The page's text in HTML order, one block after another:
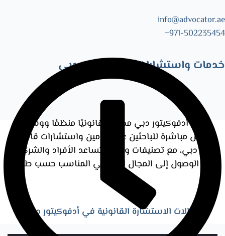
Skip
info@advocator.ae
971-502235454+
خدمات واستشارات قانونية في دبي
يوفر أدفوكيتور دبي محتوى قانونيًا منظمًا ووسائل
تواصل مباشرة للباحثين عن محامين واستشارات قانونية
في دبي، مع تصنيفات واضحة تساعد الأفراد والشركات
على الوصول إلى المجال القانوني المناسب حسب طبيعة
الطلب.
مجالات الاستشارة القانونية في أدفوكيتور دبي